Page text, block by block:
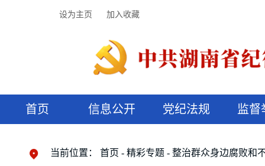
设为主页 加入收藏
首页 信息公开 党纪法规 监督
当前位置： 首页 精彩专题 整治群众身边腐败和